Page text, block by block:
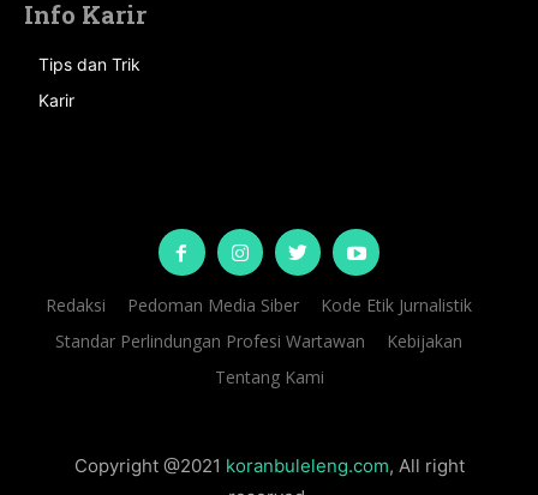
Info Karir
Tips dan Trik
Karir
Redaksi Pedoman Media Siber
Kode Etik Jurnalistik
Standar Perlindungan Profesi Wartawan
Kebijakan
Tentang Kami
Copyright @2021 koranbuleleng.com, All right